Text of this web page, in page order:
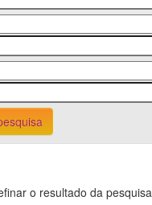
o resultado da